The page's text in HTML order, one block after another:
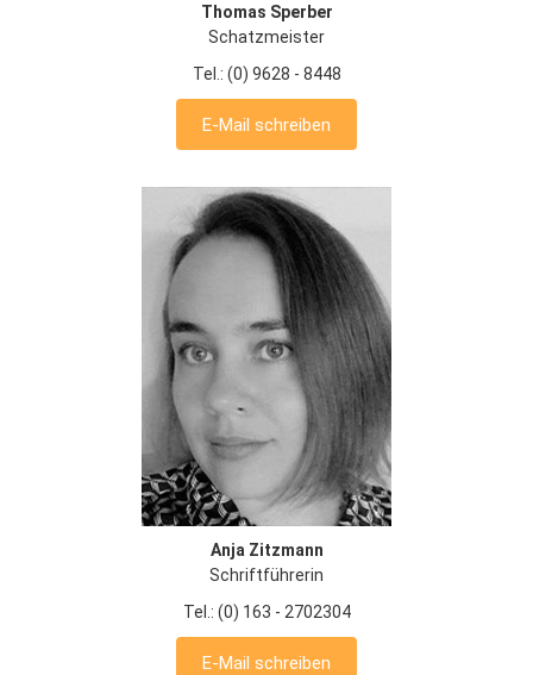
Thomas Sperber
Schatzmeister
Tel.: (0) 9628 - 8448
E-Mail schreiben
Anja Zitzmann
Schriftführerin
Tel.: (0) 163 - 2702304
E-Mail schreiben